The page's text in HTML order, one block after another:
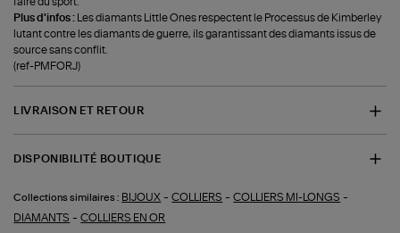
faire du sport.
Plus d'infos : Les diamants Little Ones respectent le Processus de Kimberley
lutant contre les diamants de guerre, ils garantissant des diamants issus de
source sans conflit.
(ref-PMFORJ)
LIVRAISON ET RETOUR
DISPONIBILITÉ BOUTIQUE
Collections similaires : BIJOUX -COLLIERS -COLLIERS MI-LONGS -
DIAMANTS -COLLIERS EN OR